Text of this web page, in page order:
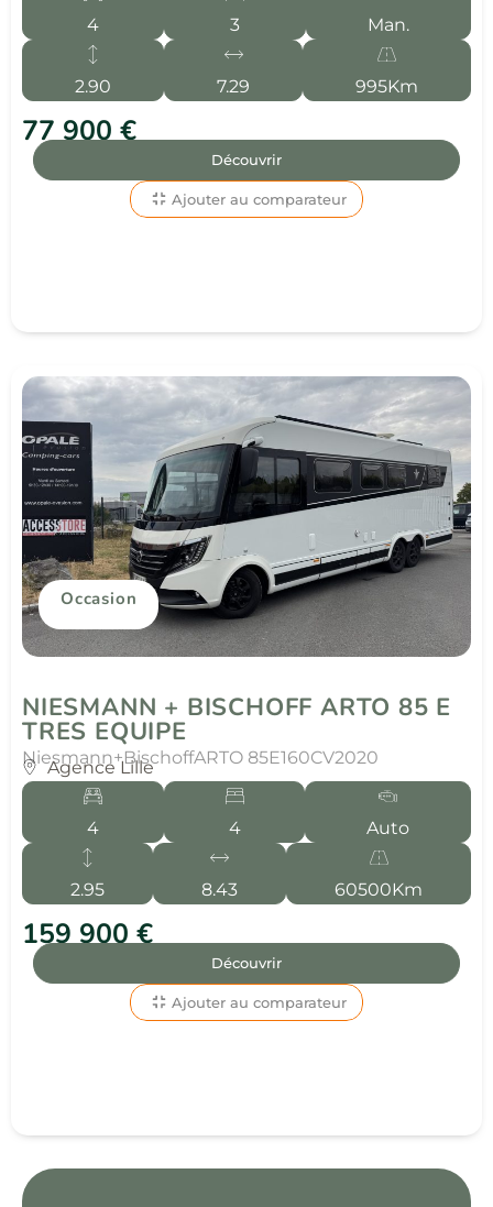
4 3 Man.
2.90 7.29 995Km
77 900 €
Découvrir
Ajouter au comparateur
Occasion
NIESMANN + BISCHOFF ARTO 85 E
TRES EQUIPE
Niesmann+BischoffARTO 85E160CV2020
Agence Lille
4 4 Auto
2.95 8.43 60500Km
159 900 €
Découvrir
Ajouter au comparateur